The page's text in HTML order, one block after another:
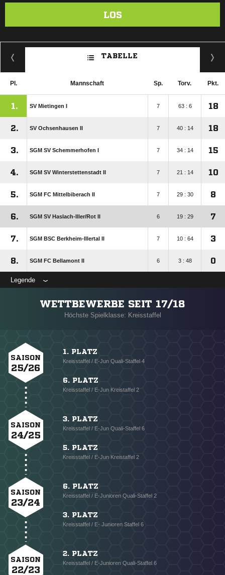
LOS
TABELLE
Pl. Mannschaft Sp. Torv. Pkt.
1. SV Mietingen I 7 63 : 6 18
2. SV Ochsenhausen II 7 40 : 14 18
3. SGM SV Schemmerhofen I 7 34 : 14 15
4. SGM SV Winterstettenstadt II 7 21 : 14 10
5. SGM FC Mittelbiberach II 7 29 : 30 8
6. SGM SV Haslach-Iller/​Rot II 6 19 : 29 7
7. SGM BSC Berkheim-Illertal II 7 10 : 64 3
8. SGM FC Bellamont II 6 3 : 48 0
Legende
WETTBEWERBE SEIT 17/18
Höchste Spielklasse: Kreisstaffel
SAISON
25/26
1. PLATZ
Kreisstaffel / E-Jun Quali-Staffel 4
6. PLATZ
Kreisstaffel / E-Jun Kreistaffel 2
SAISON
24/25
3. PLATZ
Kreisstaffel / E-Jun Quali-Staffel 6
5. PLATZ
Kreisstaffel / E-Jun Kreistaffel 2
SAISON
23/24
6. PLATZ
Kreisstaffel / E-Junioren Quali-Staffel 2
3. PLATZ
Kreisstaffel / E- Junioren Staffel 6
SAISON
22/23
2. PLATZ
Kreisstaffel / E-Junioren Quali-Staffel 6